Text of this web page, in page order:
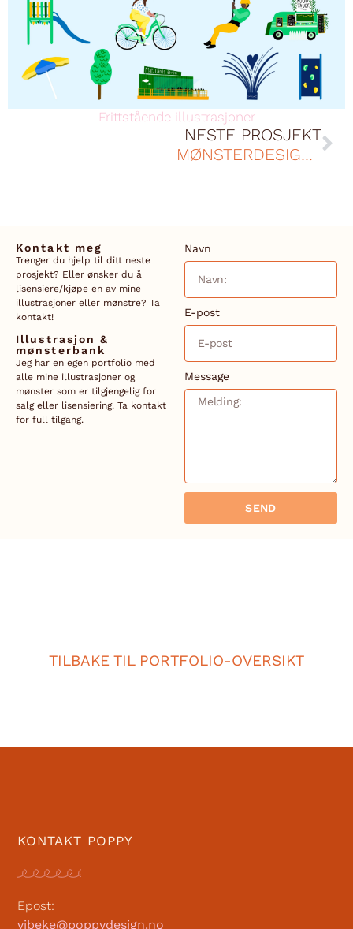
Frittstående illustrasjoner
NESTE PROSJEKT
MØNSTERDESIGN GARDINER MOELVEN
Kontakt meg
Trenger du hjelp til ditt neste
prosjekt? Eller ønsker du å
lisensiere/kjøpe en av mine
illustrasjoner eller mønstre? Ta
kontakt!
Illustrasjon &
mønsterbank
Jeg har en egen portfolio med
alle mine illustrasjoner og
mønster som er tilgjengelig for
salg eller lisensiering. Ta kontakt
for full tilgang.
Navn
E-post
Message
SEND
TILBAKE TIL PORTFOLIO-OVERSIKT
KONTAKT POPPY
Epost:
vibeke@poppydesign.no